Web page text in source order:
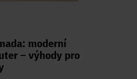
moderní
– výhody pro